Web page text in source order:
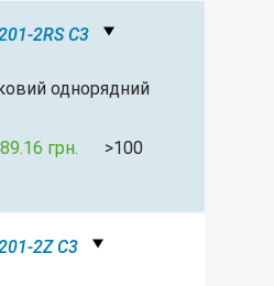
2RS C3
однорядний
89.16 грн. >100
2Z C3